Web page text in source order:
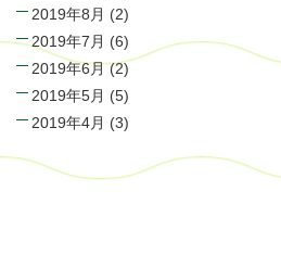
2019年8月 (2)
2019年7月 (6)
2019年6月(2)
2019年5月 (5)
2019年4月 (3)